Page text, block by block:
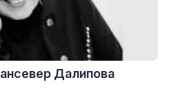
Далипова